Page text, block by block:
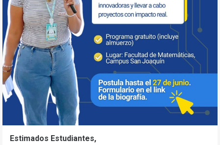
Estimados Estudiantes,